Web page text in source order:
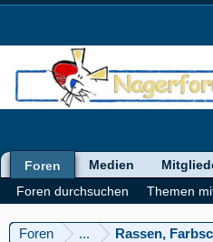
Foren ... Rassen,
Foren
Foren durchsuchen
Themen
Medien